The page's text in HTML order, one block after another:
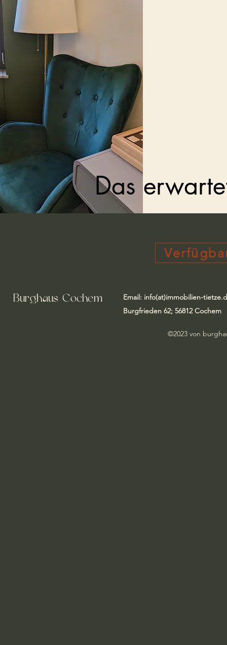
Das
Burghaus-Cochem
Email: info(at)immobilien-
Burgfrieden 62; 56812 Cochem
©2023 von